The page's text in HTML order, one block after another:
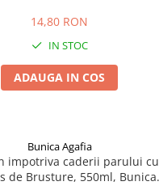
14,80 RON
IN STOC
ADAUGA IN COS
Bunica Agafia
impotriva caderii parului cu
de Brusture, 550ml, Bunica